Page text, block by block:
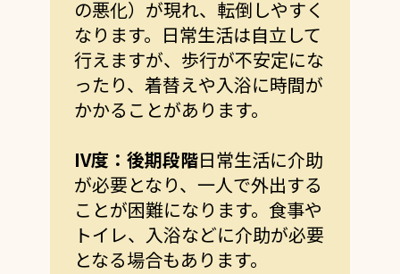
の悪化）が現れ、転倒しやすく
なります。日常生活は自立して
行えますが、歩行が不安定にな
ったり、着替えや入浴に時間が
かかることがあります。
IV度：後期段階日常生活に介助
が必要となり、一人で外出する
ことが困難になります。食事や
トイレ、入浴などに介助が必要
となる場合もあります。